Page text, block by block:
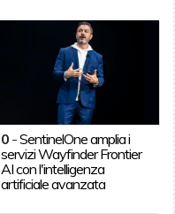
0 -SentinelOne amplia i
servizi Wayfinder Frontier
AI con l'intelligenza
artificiale avanzata